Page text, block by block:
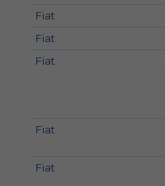
Fiat
Fiat
Fiat
Fiat
Fiat